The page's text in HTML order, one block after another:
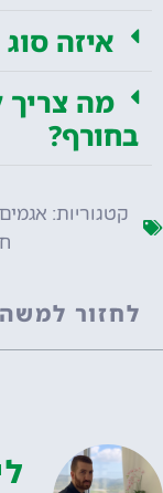
איזה
מה צריך
בחורף?
קטגוריות: אגמים
לחזור